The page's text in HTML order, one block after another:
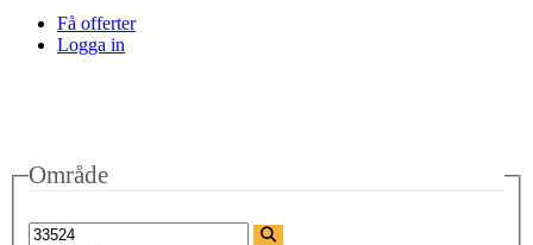
Få offerter
Logga in
Område